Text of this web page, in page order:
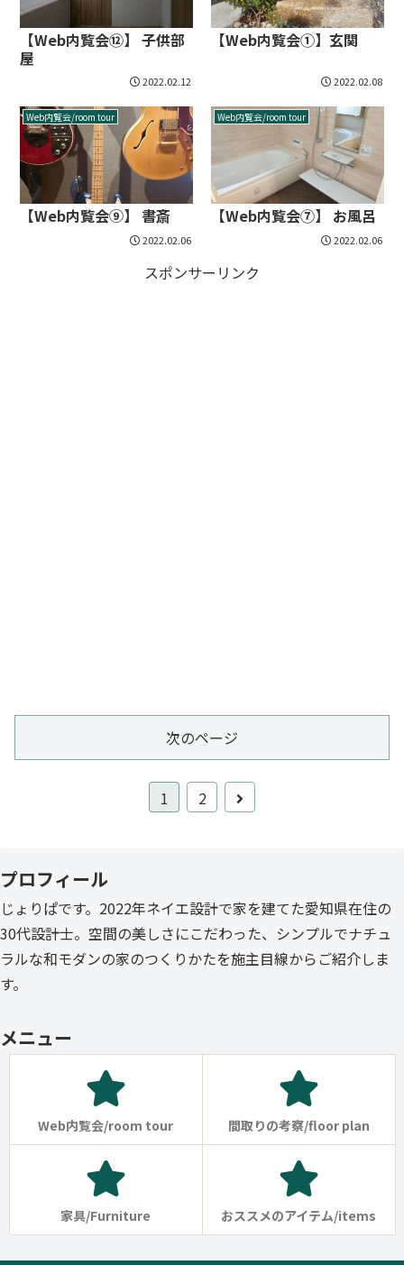
【Web内覧会⑫】 子供部
屋
2022.02.12
【Web内覧会①】玄関
2022.02.08
Web内覧会/room tour
【Web内覧会⑨】 書斎
2022.02.06
Web内覧会/room tour
【Web内覧会⑦】 お風呂
2022.02.06
スポンサーリンク
次のページ
1 2
プロフィール
じょりぱです。2022年ネイエ設計で家を建てた愛知県在住の
30代設計士。空間の美しさにこだわった、シンプルでナチュ
ラルな和モダンの家のつくりかたを施主目線からご紹介しま
す。
メニュー
Web内覧会/room tour 間取りの考察/floor plan
家具/Furniture おススメのアイテム/items